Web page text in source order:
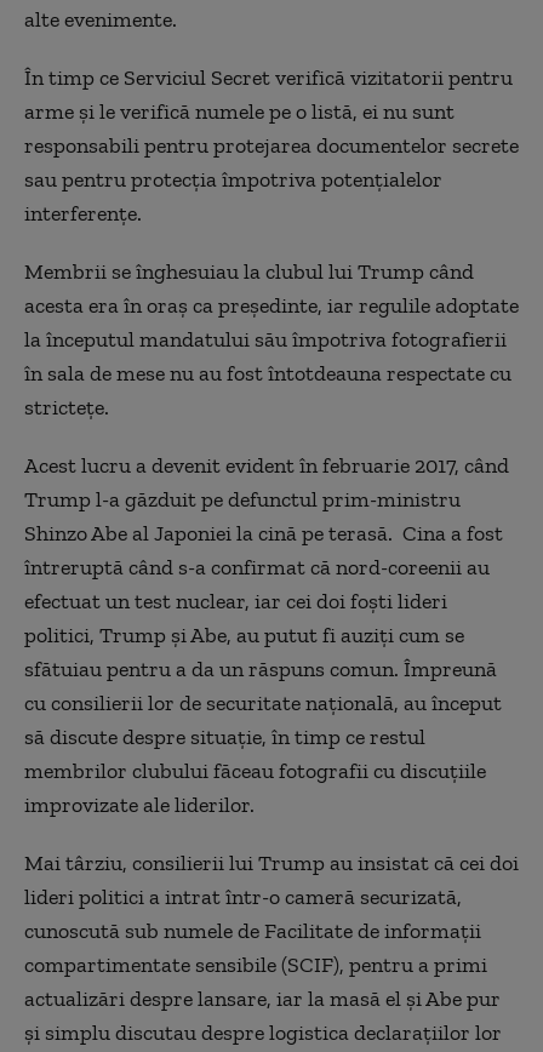
alte evenimente.
În timp ce Serviciul Secret verifică vizitatorii pentru
arme și le verifică numele pe o listă, ei nu sunt
responsabili pentru protejarea documentelor secrete
sau pentru protecția împotriva potențialelor
interferențe.
Membrii se înghesuiau la clubul lui Trump când
acesta era în oraș ca președinte, iar regulile adoptate
la începutul mandatului său împotriva fotografierii
în sala de mese nu au fost întotdeauna respectate cu
strictețe.
Acest lucru a devenit evident în februarie 2017, când
Trump l-a găzduit pe defunctul prim-ministru
Shinzo Abe al Japoniei la cină pe terasă. Cina a fost
întreruptă când s-a confirmat că nord-coreenii au
efectuat un test nuclear, iar cei doi foști lideri
politici, Trump și Abe, au putut fi auziți cum se
sfătuiau pentru a da un răspuns comun. Împreună
cu consilierii lor de securitate națională, au început
să discute despre situație, în timp ce restul
membrilor clubului făceau fotografii cu discuțiile
improvizate ale liderilor.
Mai târziu, consilierii lui Trump au insistat că cei doi
lideri politici a intrat într-o cameră securizată,
cunoscută sub numele de Facilitate de informații
compartimentate sensibile (SCIF), pentru a primi
actualizări despre lansare, iar la masă el și Abe pur
și simplu discutau despre logistica declarațiilor lor